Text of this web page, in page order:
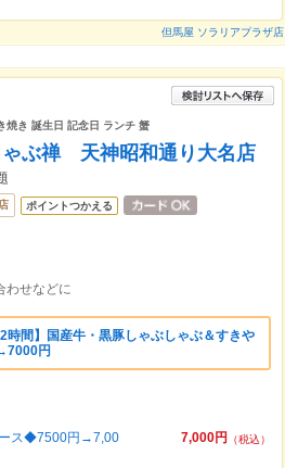
但馬屋 ソラリアプラザ店
焼き 誕生日 記念日 ランチ 蟹
ぶ禅 天神昭和通り大名店
ポイントつかえる
わせなどに
時間】国産牛・黒豚しゃぶしゃぶ＆すきや
円
7,000円
（税込）
ース◆7500円→7,00